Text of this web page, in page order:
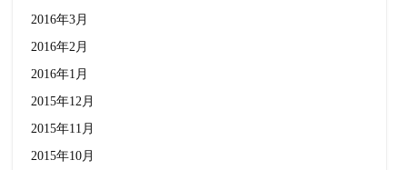
2016年3月
2016年2月
2016年1月
2015年12月
2015年11月
2015年10月